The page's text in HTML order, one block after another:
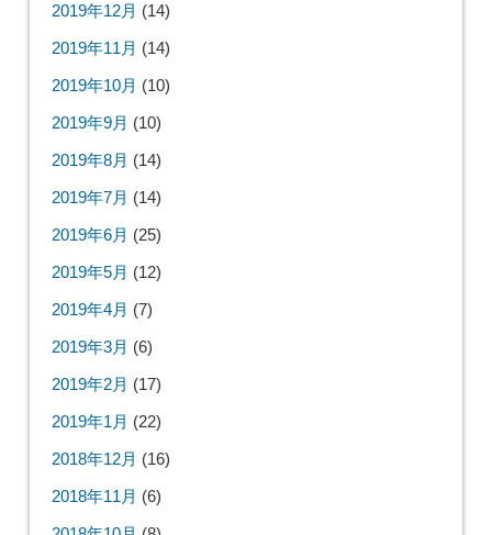
2019年12月 (14)
2019年11月 (14)
2019年10月 (10)
2019年9月 (10)
2019年8月 (14)
2019年7月 (14)
2019年6月 (25)
2019年5月 (12)
2019年4月 (7)
2019年3月 (6)
2019年2月 (17)
2019年1月 (22)
2018年12月 (16)
2018年11月 (6)